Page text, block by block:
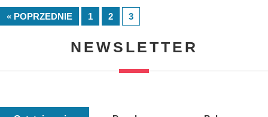
« POPRZEDNIE 1 2 3
NEWSLETTER